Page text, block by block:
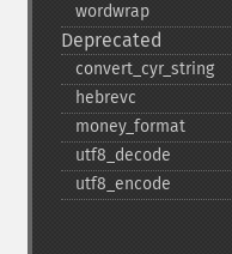
wordwrap
Deprecated
convert_​cyr_​string
hebrevc
money_​format
utf8_​decode
utf8_​encode